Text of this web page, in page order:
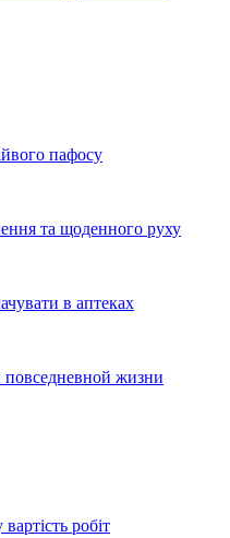
пафосу
та щоденного руху
в аптеках
повседневной жизни
робіт